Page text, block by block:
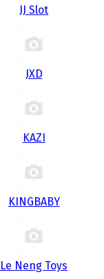
JJ Slot
JXD
KAZI
KINGBABY
Le Neng Toys